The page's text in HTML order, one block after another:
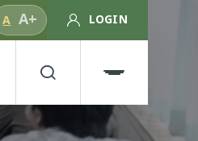
A A+ LOGIN